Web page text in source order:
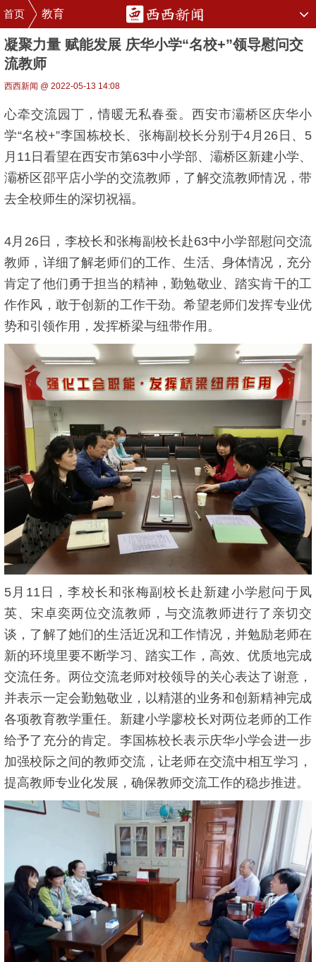
首页 教育
凝聚力量 赋能发展 庆华小学“名校+”领导慰问交
流教师
西西新闻 @ 2022-05-13 14:08
心牵交流园丁，情暖无私春蚕。西安市灞桥区庆华小
学“名校+”李国栋校长、张梅副校长分别于4月26日、5
月11日看望在西安市第63中小学部、灞桥区新建小学、
灞桥区邵平店小学的交流教师，了解交流教师情况，带
去全校师生的深切祝福。
4月26日，李校长和张梅副校长赴63中小学部慰问交流
教师，详细了解老师们的工作、生活、身体情况，充分
肯定了他们勇于担当的精神，勤勉敬业、踏实肯干的工
作作风，敢于创新的工作干劲。希望老师们发挥专业优
势和引领作用，发挥桥梁与纽带作用。
5月11日，李校长和张梅副校长赴新建小学慰问于凤
英、宋卓奕两位交流教师，与交流教师进行了亲切交
谈，了解了她们的生活近况和工作情况，并勉励老师在
新的环境里要不断学习、踏实工作，高效、优质地完成
交流任务。两位交流老师对校领导的关心表达了谢意，
并表示一定会勤勉敬业，以精湛的业务和创新精神完成
各项教育教学重任。新建小学廖校长对两位老师的工作
给予了充分的肯定。李国栋校长表示庆华小学会进一步
加强校际之间的教师交流，让老师在交流中相互学习，
提高教师专业化发展，确保教师交流工作的稳步推进。